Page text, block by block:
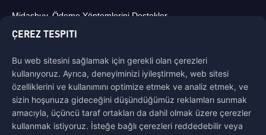
Midasbuy, Ödeme Yöntemlerini Destekler.
Bize Ulaşın
Yardıma ihtiyacınız varsa, bize ulaşmak için "Müşteri Hizmetleri"ne
tıklayarak bizimle iletişime geçebilirsiniz.
ÇEREZ TESPITI
Bu web sitesini sağlamak için gerekli olan çerezleri
kullanıyoruz. Ayrıca, deneyiminizi iyileştirmek, web sitesi
özelliklerini ve kullanımını optimize etmek ve analiz etmek, ve
sizin hoşunuza gideceğini düşündüğümüz reklamları sunmak
amacıyla, üçüncü taraf ortakları da dahil olmak üzere çerezler
kullanmak istiyoruz. İsteğe bağlı çerezleri reddedebilir veya